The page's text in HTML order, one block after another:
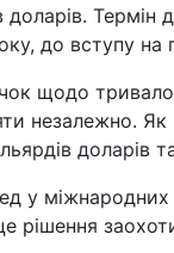
Термін
до вступу
щодо
незалежно. Як
у
рішення